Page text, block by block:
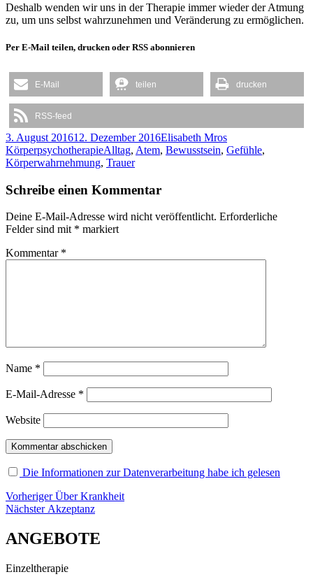
Deshalb wenden wir uns in der Therapie immer wieder der Atmung
zu, um uns selbst wahrzunehmen und Veränderung zu ermöglichen.
Per E-Mail teilen, drucken oder RSS abonnieren
E-Mail teilen drucken
RSS-feed
Veröffentlicht
am
3. August 201612. Dezember 2016Autor
Elisabeth MrosKategorien
KörperpsychotherapieSchlagwörter
Alltag, Atem, Bewusstsein, Gefühle,
Körperwahrnehmung, Trauer
Schreibe einen Kommentar
Deine E-Mail-Adresse wird nicht veröffentlicht. Erforderliche
Felder sind mit * markiert
Kommentar *
Name *
E-Mail-Adresse *
Website
Die Informationen zur Datenverarbeitung habe ich gelesen
Beitragsnavigation
Vorheriger Vorheriger
Beitrag:
Über Krankheit
Nächster Nächster
Akzeptanz
ANGEBOTE
Einzeltherapie